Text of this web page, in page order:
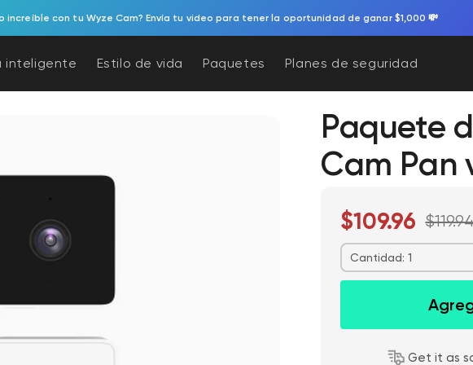
increíble con tu Wyze Cam? Envía tu video para tener la oportunidad de ganar $1,000 💸
inteligente Estilo de vida Paquetes Planes de seguridad
Paquete
Cam Pan
$109.96
Cantidad: 1
Get it as